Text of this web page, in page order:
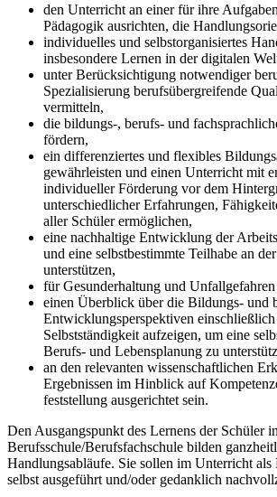
den Unterricht an einer für ihre
Pädagogik ausrichten, die
individuelles und selbstorganisiertes
insbesondere Lernen in der digitalen
unter Berücksichtigung notwendiger
Spezialisierung berufsübergreifende
vermitteln,
die bildungs-, berufs- und
fördern,
ein differenziertes und flexibles
gewährleisten und einen Unterricht mit
individueller Förderung vor dem
unterschiedlicher Erfahrungen,
aller Schüler ermöglichen,
eine nachhaltige Entwicklung der
und eine selbstbestimmte Teilhabe an
unterstützen,
für Gesunderhaltung und
einen Überblick über die Bildungs- und
Entwicklungsperspektiven
Selbstständigkeit aufzeigen, um eine
Berufs- und Lebensplanung zu
an den relevanten wissenschaftlichen
Ergebnissen im Hinblick auf
feststellung ausgerichtet sein.
Den Ausgangspunkt des Lernens der Schüler
Berufsschule/Berufsfachschule bilden
Handlungsabläufe. Sie sollen im Unterricht als
selbst ausgeführt und/oder gedanklich